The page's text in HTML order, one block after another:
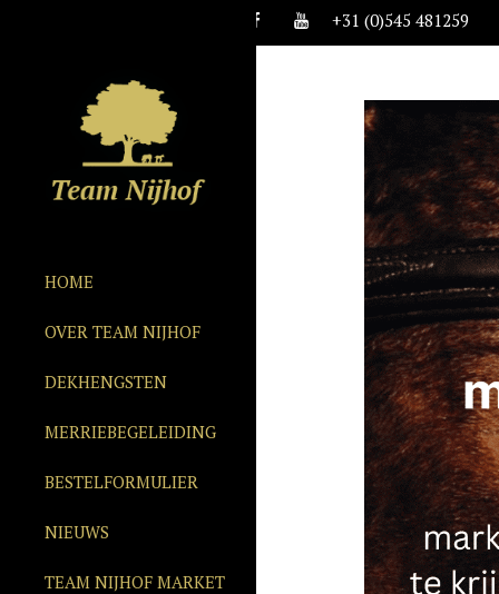
+31 (0)545 481259
HOME
OVER TEAM NIJHOF
DEKHENGSTEN
MERRIEBEGELEIDING
BESTELFORMULIER
NIEUWS
TEAM NIJHOF MARKET